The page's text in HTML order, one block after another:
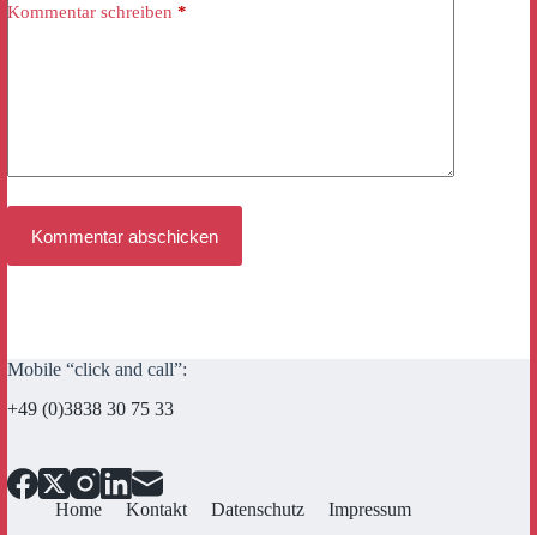
Kommentar schreiben *
Kommentar abschicken
Mobile “click and call”:
+49 (0)3838 30 75 33
Home Kontakt Datenschutz Impressum